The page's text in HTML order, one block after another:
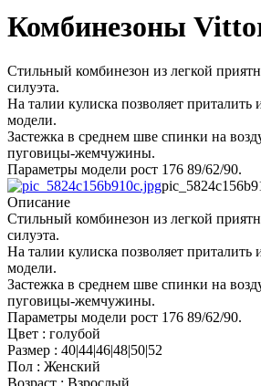
Комбинезоны
Стильный комбинезон из легкой
силуэта.
На талии кулиска позволяет приталить
модели.
Застежка в среднем шве спинки на
пуговицы-жемчужины.
Параметры модели рост 176 89/62/90.
Описание
Стильный комбинезон из легкой
силуэта.
На талии кулиска позволяет приталить
модели.
Застежка в среднем шве спинки на
пуговицы-жемчужины.
Параметры модели рост 176 89/62/90.
Цвет : голубой
Размер : 40|44|46|48|50|52
Пол : Женский